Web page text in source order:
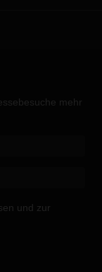
mehr
und zur